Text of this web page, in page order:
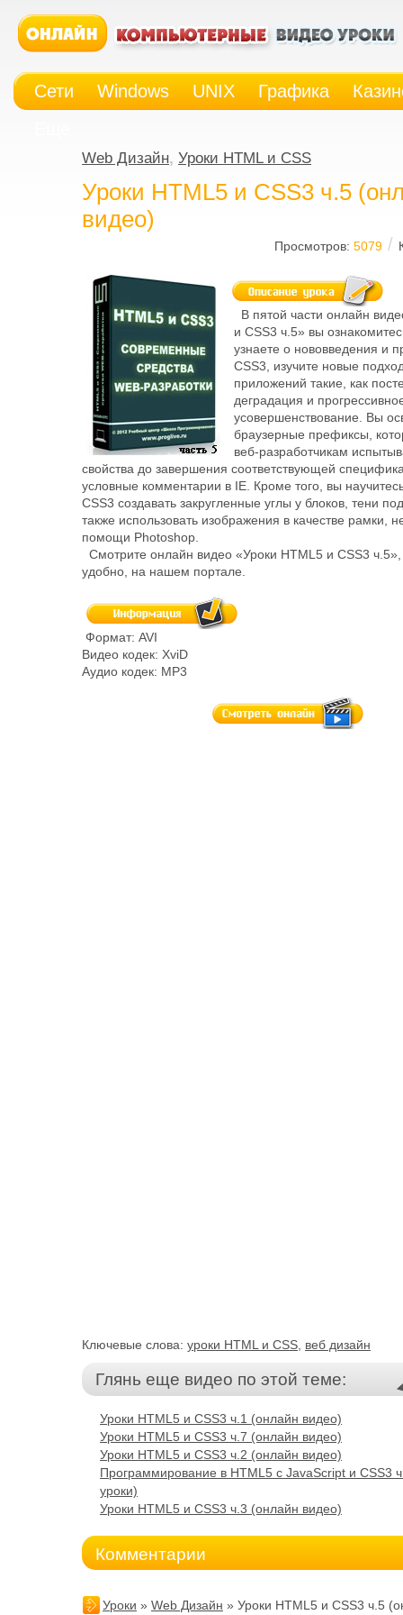
Сети Windows UNIX Графика
Web Дизайн, Уроки HTML и CSS
Уроки HTML5 и CSS3 ч.5
видео)
Просмотров: 5079 /
В пятой части онлайн
и CSS3 ч.5» вы
узнаете о нововведения и
CSS3, изучите новые
приложений такие, как
деградация и
усовершенствование. Вы
браузерные префиксы,
веб-разработчикам
свойства до завершения соответствующей
условные комментарии в IE. Кроме того, вы
CSS3 создавать закругленные углы у блоков, тени
также использовать изображения в качестве рамки,
помощи Photoshop.
Смотрите онлайн видео «Уроки HTML5 и CSS3 ч.5»,
удобно, на нашем портале.
Формат: AVI
Видео кодек: XviD
Аудио кодек: MP3
Ключевые слова: уроки HTML и CSS веб дизайн
Глянь еще видео по этой теме:
Уроки HTML5 и CSS3 ч.1 (онлайн видео)
Уроки HTML5 и CSS3 ч.7 (онлайн видео)
Уроки HTML5 и CSS3 ч.2 (онлайн видео)
Программирование в HTML5 с JavaScript и CSS3
уроки)
Уроки HTML5 и CSS3 ч.3 (онлайн видео)
Комментарии
Уроки » Web Дизайн » Уроки HTML5 и CSS3 ч.5